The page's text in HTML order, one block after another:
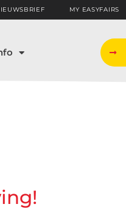
MY EASYFAIRS